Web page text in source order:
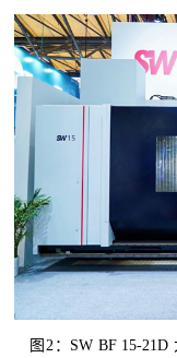
图2：SW BF 15-